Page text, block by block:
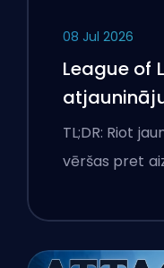
08 Jul 2026
League of
karogus
TL;DR: Riot
vēršas pret